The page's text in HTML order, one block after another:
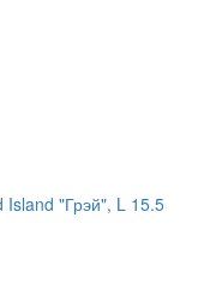
Island "Грэй", L 15.5